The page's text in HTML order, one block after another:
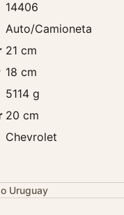
14406
Auto/Camioneta
21 cm
18 cm
5114 g
20 cm
Chevrolet
Uruguay